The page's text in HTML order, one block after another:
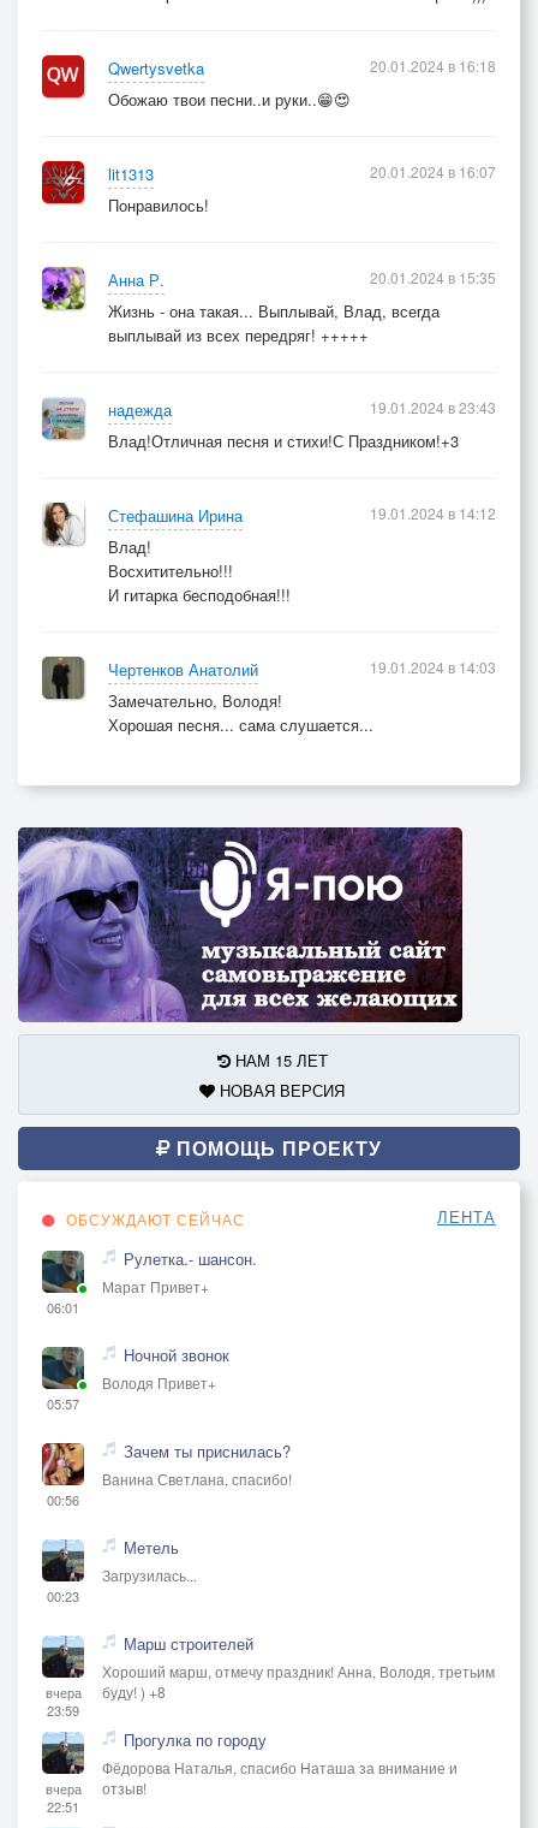
Qwertysvetka
Обожаю твои песни..и руки..😁😍
20.01.2024 в 16:18
lit1313
Понравилось!
20.01.2024 в 16:07
Анна Р.
Жизнь - она такая... Выплывай, Влад, всегда
выплывай из всех передряг! +++++
20.01.2024 в 15:35
надежда
Влад!Отличная песня и стихи!С Праздником!+3
19.01.2024 в 23:43
Стефашина Ирина
Влад!
Восхитительно!!!
И гитарка бесподобная!!!
19.01.2024 в 14:12
Чертенков Анатолий
Замечательно, Володя!
Хорошая песня... сама слушается...
19.01.2024 в 14:03
НАМ 15 ЛЕТ
НОВАЯ ВЕРСИЯ
ПОМОЩЬ ПРОЕКТУ
ОБСУЖДАЮТ СЕЙЧАС ЛЕНТА
06:01
Рулетка.- шансон.
Марат Привет+
05:57
Ночной звонок
Володя Привет+
00:56
Зачем ты приснилась?
Ванина Светлана, спасибо!
00:23
Метель
Загрузилась...
вчера
23:59
Марш строителей
Хороший марш, отмечу праздник! Анна, Володя, третьим
буду! ) +8
вчера
22:51
Прогулка по городу
Фёдорова Наталья, спасибо Наташа за внимание и
отзыв!